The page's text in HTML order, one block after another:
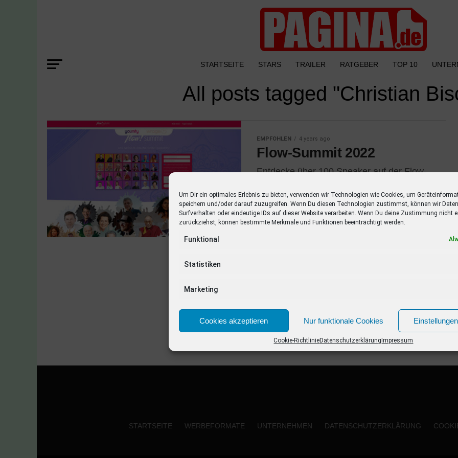
Um Dir ein optimales Erlebnis zu bieten, verwenden wir Technologien wie Cookies, um
speichern und/oder darauf zuzugreifen. Wenn Du diesen Technologien zustimmst, können wir
Surfverhalten oder eindeutige IDs auf dieser Website verarbeiten. Wenn Du deine Zustimmung nicht
zurückziehst, können bestimmte Merkmale und Funktionen beeinträchtigt werden.
Funktional
Statistiken
Marketing
Cookies akzeptieren Nur funktionale Cookies
Cookie-RichtlinieDatenschutzerklärung Impressum
STARTSEITE STARS TRAILER RATGEBER TOP 10
All posts tagged "Christian
EMPFOHLEN 4 years ago
Flow-Summit 2022
Entdecke über 100 Speaker auf der Flow-
spannende und inspirierende Vorträge
gehalten haben. Die Flow-Summit fand vom
01.-11. April statt....
STARTSEITE WERBEFORMATE UNTERNEHMEN DATENSCHUTZERKLÄRUNG